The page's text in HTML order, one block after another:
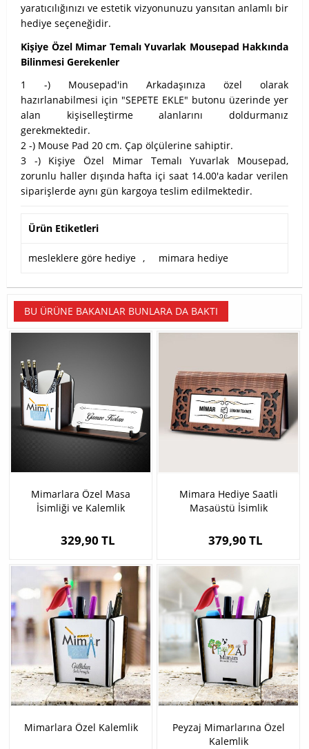
yaratıcılığınızı ve estetik vizyonunuzu yansıtan anlamlı bir
hediye seçeneğidir.
Kişiye Özel Mimar Temalı Yuvarlak Mousepad Hakkında
Bilinmesi Gerekenler
1 -) Mousepad'in Arkadaşınıza özel olarak
hazırlanabilmesi için "SEPETE EKLE" butonu üzerinde yer
alan kişiselleştirme alanlarını doldurmanız
gerekmektedir.
2 -) Mouse Pad 20 cm. Çap ölçülerine sahiptir.
3 -) Kişiye Özel Mimar Temalı Yuvarlak Mousepad,
zorunlu haller dışında hafta içi saat 14.00'a kadar verilen
siparişlerde aynı gün kargoya teslim edilmektedir.
Ürün Etiketleri
mesleklere göre hediye , mimara hediye
BU ÜRÜNE BAKANLAR BUNLARA DA BAKTI
Mimarlara Özel Masa
İsimliği ve Kalemlik
329,90 TL
Mimara Hediye Saatli
Masaüstü İsimlik
379,90 TL
Mimarlara Özel Kalemlik
Peyzaj Mimarlarına Özel
Kalemlik